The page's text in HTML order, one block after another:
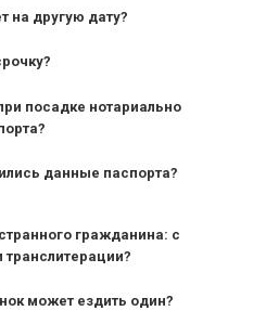
на другую дату?
посадке нотариально
данные паспорта?
гражданина: с
может ездить один?